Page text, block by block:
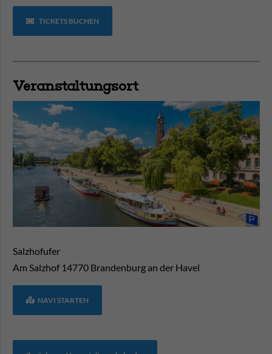
TICKETS BUCHEN
Veranstaltungsort
Salzhofufer
Am Salzhof 14770 Brandenburg an der Havel
NAVI STARTEN